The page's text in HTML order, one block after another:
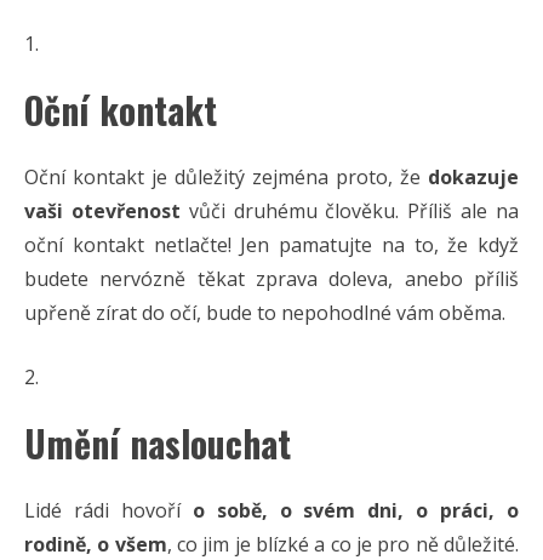
Oční kontakt
Oční kontakt je důležitý zejména proto, že dokazuje
vaši otevřenost vůči druhému člověku. Příliš ale na
oční kontakt netlačte! Jen pamatujte na to, že když
budete nervózně těkat zprava doleva, anebo příliš
upřeně zírat do očí, bude to nepohodlné vám oběma.
Umění naslouchat
Lidé rádi hovoří o sobě, o svém dni, o práci, o
rodině, o všem, co jim je blízké a co je pro ně důležité.